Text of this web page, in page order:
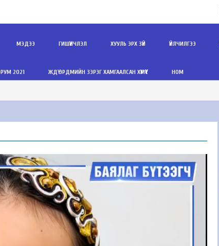
МЭДЭЭ ГИШҮҮНЧЛЭЛ ХУУЛЬ ЭРХ ЗҮЙ ҮЙЛЧИЛГЭЭ
2021 ЖДҮ ЭРДМИЙН ЗЭРЭГ ХАМГААЛСАН ХҮМҮҮС НОМ